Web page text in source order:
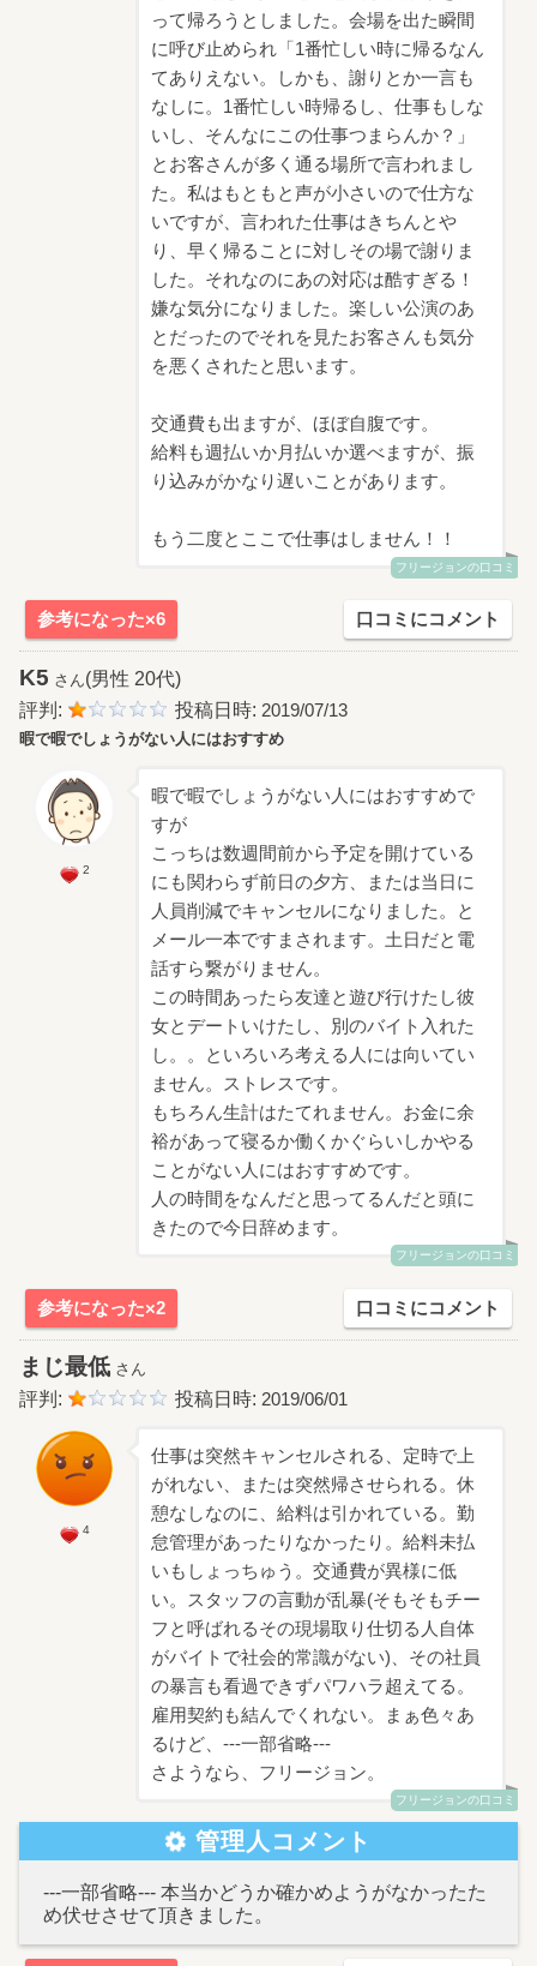
って帰ろうとしました。会場を出た瞬間
に呼び止められ「1番忙しい時に帰るなん
てありえない。しかも、謝りとか一言も
なしに。1番忙しい時帰るし、仕事もしな
いし、そんなにこの仕事つまらんか？」
とお客さんが多く通る場所で言われまし
た。私はもともと声が小さいので仕方な
いですが、言われた仕事はきちんとや
り、早く帰ることに対しその場で謝りま
した。それなのにあの対応は酷すぎる！
嫌な気分になりました。楽しい公演のあ
とだったのでそれを見たお客さんも気分
を悪くされたと思います。
交通費も出ますが、ほぼ自腹です。
給料も週払いか月払いか選べますが、振
り込みがかなり遅いことがあります。
もう二度とここで仕事はしません！！
フリージョンの口コミ
参考になった×6 口コミにコメント
K5 さん(男性 20代)
評判:
投稿日時: 2019/07/13
暇で暇でしょうがない人にはおすすめ
2
暇で暇でしょうがない人にはおすすめで
すが
こっちは数週間前から予定を開けている
にも関わらず前日の夕方、または当日に
人員削減でキャンセルになりました。と
メール一本ですまされます。土日だと電
話すら繋がりません。
この時間あったら友達と遊び行けたし彼
女とデートいけたし、別のバイト入れた
し。。といろいろ考える人には向いてい
ません。ストレスです。
もちろん生計はたてれません。お金に余
裕があって寝るか働くかぐらいしかやる
ことがない人にはおすすめです。
人の時間をなんだと思ってるんだと頭に
きたので今日辞めます。
フリージョンの口コミ
参考になった×2 口コミにコメント
まじ最低 さん
評判: 投稿日時: 2019/06/01
4
仕事は突然キャンセルされる、定時で上
がれない、または突然帰させられる。休
憩なしなのに、給料は引かれている。勤
怠管理があったりなかったり。給料未払
いもしょっちゅう。交通費が異様に低
い。スタッフの言動が乱暴(そもそもチー
フと呼ばれるその現場取り仕切る人自体
がバイトで社会的常識がない)、その社員
の暴言も看過できずパワハラ超えてる。
雇用契約も結んでくれない。まぁ色々あ
るけど、---一部省略---
さようなら、フリージョン。
フリージョンの口コミ
管理人コメント
---一部省略--- 本当かどうか確かめようがなかったた
め伏せさせて頂きました。